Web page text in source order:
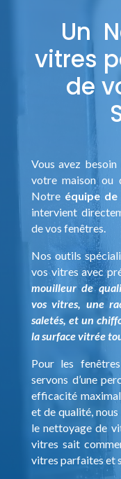
Un
vitres
de
Vous avez
votre maison ou
Notre équipe
intervient
de vos fenêtres.
Nos outils
vos vitres avec
mouilleur de
vos vitres, une
saletés, et un
la surface vitrée
Pour les
servons d’une
efficacité
et de qualité,
le nettoyage de
vitres sait
vitres parfaites et